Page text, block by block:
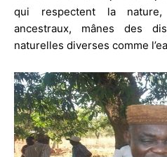
qui respectent la
ancestraux, mânes des
naturelles diverses comme